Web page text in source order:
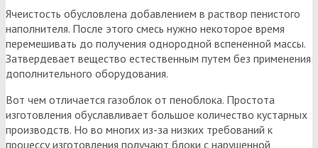
Ячеистость обусловлена добавлением в раствор пенистого
наполнителя. После этого смесь нужно некоторое время
перемешивать до получения однородной вспененной массы.
Затвердевает вещество естественным путем без применения
дополнительного оборудования.
Вот чем отличается газоблок от пеноблока. Простота
изготовления обуславливает большое количество кустарных
производств. Но во многих из-за низких требований к
процессу изготовления получают блоки с нарушенной